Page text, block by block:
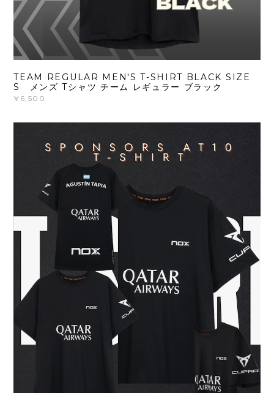
TEAM REGULAR MEN'S T-SHIRT BLACK SIZE
S メンズ Tシャツ チーム レギュラー ブラック
¥6,500